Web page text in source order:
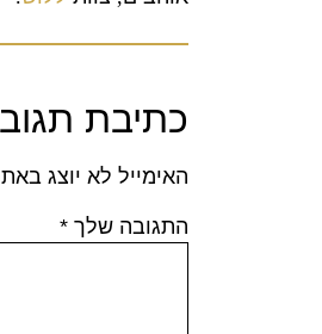
כתיבת
האימייל לא יוצג
התגובה שלך *